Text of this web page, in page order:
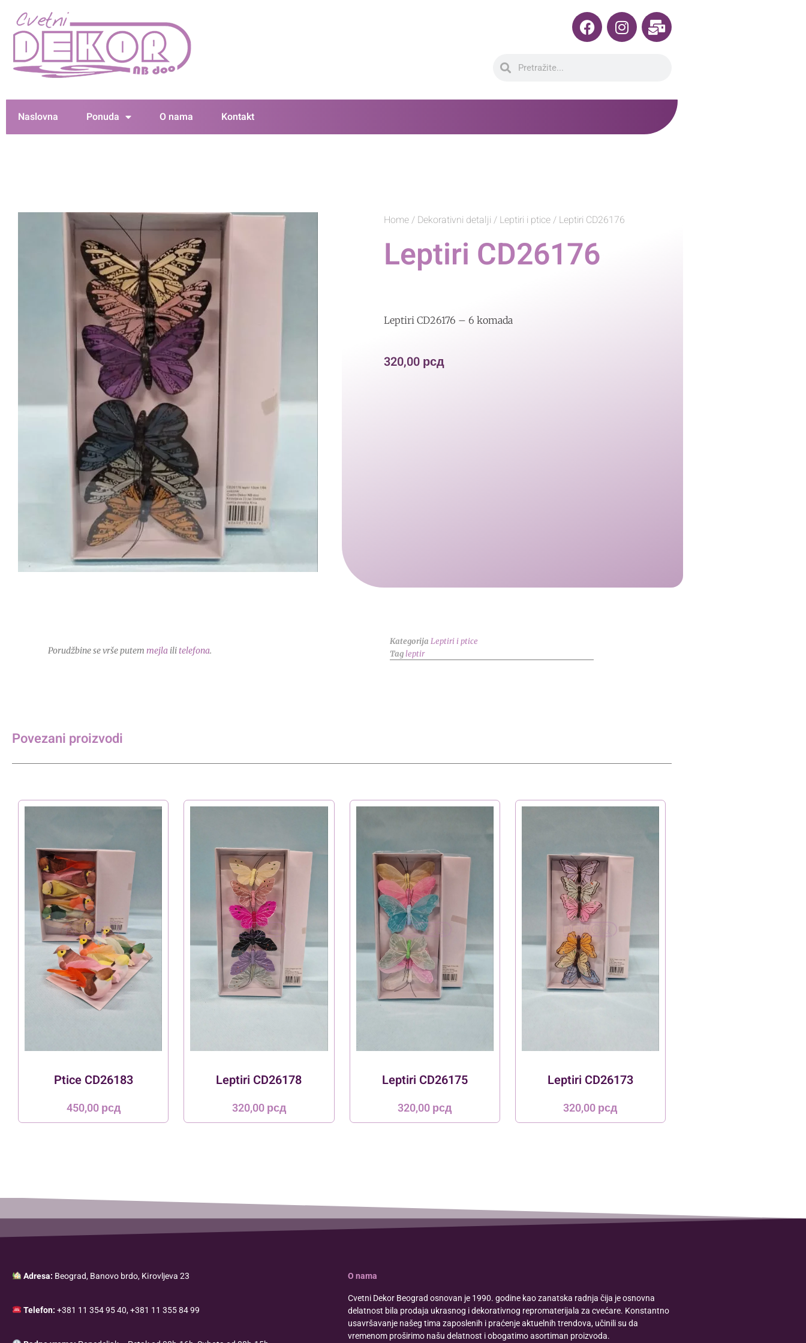
Naslovna Ponuda O nama Kontakt
Home/ Dekorativni detalji / Leptiri i ptice/ Leptiri CD26176
Leptiri CD26176
Leptiri CD26176 – 6 komada
320,00 рсд
Porudžbine se vrše putem mejla ilitelefona.
Kategorija Leptiri i ptice
Tagleptir
Povezani proizvodi
Ptice CD26183
450,00рсд
Leptiri CD26178
320,00рсд
Leptiri CD26175
320,00рсд
Leptiri CD26173
320,00рсд
Adresa: Beograd, Banovo brdo, Kirovljeva 23
Telefon: +381 11 354 95 40, +381 11 355 84 99
O nama
Cvetni Dekor Beograd osnovan je 1990. godine kao zanatska radnja čija je osnovna
delatnost bila prodaja ukrasnog i dekorativnog repromaterijala za cvećare. Konstantno
usavršavanje našeg tima zaposlenih i praćenje aktuelnih trendova, učinili su da
vremenom proširimo našu delatnost i obogatimo asortiman proizvoda.